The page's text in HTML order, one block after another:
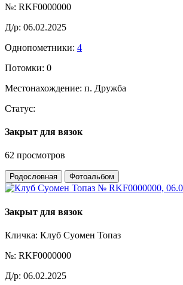
№: RKF0000000
Д/р: 06.02.2025
Однопометники: 4
Потомки: 0
Местонахождение: п. Дружба
Статус:
Закрыт для вязок
62 просмотров
Родословная Фотоальбом
Закрыт для вязок
Кличка: Клуб Суомен Топаз
№: RKF0000000
Д/р: 06.02.2025